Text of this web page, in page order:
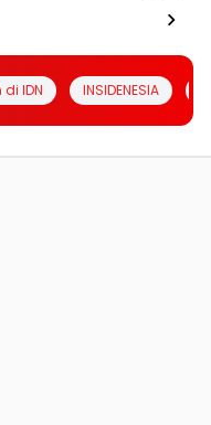
IDN INSIDENESIA